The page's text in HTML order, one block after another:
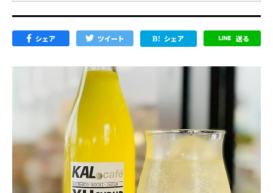
シェア ツイート シェア 送る